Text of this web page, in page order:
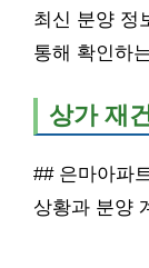
최신 분양 정
통해 확인하
상가 재
## 은마아파
상황과 분양